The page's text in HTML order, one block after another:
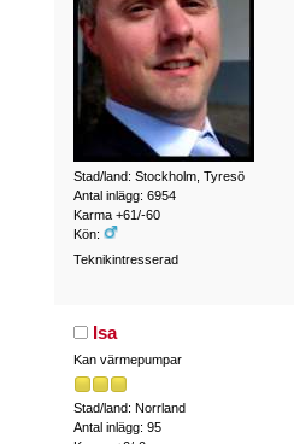
Stad/land: Stockholm, Tyresö
Antal inlägg: 6954
Karma +61/-60
Kön:
Teknikintresserad
Isa
Kan värmepumpar
Stad/land: Norrland
Antal inlägg: 95